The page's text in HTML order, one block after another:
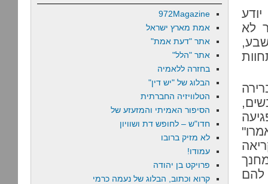
לא
קריאה
972Magazine
אמת מארץ ישראל
אתר "דעת אמת"
אתר "הלל"
בחזרה ללאמיה
הבלוג של "יש דין"
הטלוויזיה החברתית
הסיפור האמיתי והמזעזע של
חדו"ש – לחופש דת ושוויון
לא מזיק ברובו
עמודו!
פרויקט בן יהודה
קרוא וכתוב, הבלוג של נעמה כרמי